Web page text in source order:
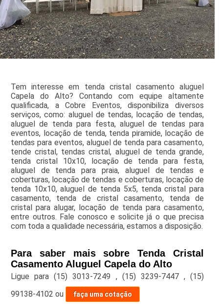
Tem interesse em tenda cristal casamento aluguel
Capela do Alto? Contando com equipe altamente
qualificada, a Cobre Eventos, disponibiliza diversos
serviços, como: aluguel de tendas, locação de tendas,
aluguel de tenda para festa, aluguel de tendas para
eventos, locação de tenda, tenda piramide, locação de
tendas para eventos, aluguel de tenda para casamento,
tende cristal, tendas cristal, aluguel de tenda grande,
tenda cristal 10x10, locação de tenda para festa,
aluguel de tenda para praia, aluguel de tendas e
coberturas, locação de tendas e coberturas, locação de
tenda 10x10, aluguel de tenda 5x5, tenda cristal para
casamento, tenda de cristal casamento, tenda de
cristal para alugar, locação de tenda para casamento,
entre outros. Fale conosco e solicite já o que precisa
com toda a qualidade necessária, estamos a disposição.
Para saber mais sobre Tenda Cristal
Casamento Aluguel Capela do Alto
Ligue para(15) 3013-7249 , (15) 3239-7447 ,(15)
99138-4102 ou faça uma cotação